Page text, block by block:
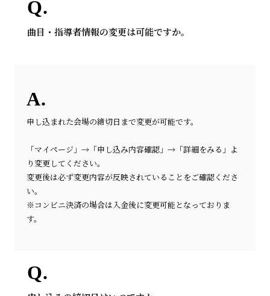
曲目・指導者情報の変更は可能ですか。
申し込まれた会場の締切日まで変更が可能です。
「マイページ」→「申し込み内容確認」→「詳細をみる」よ
り変更してください。
変更後は必ず変更内容が反映されていることをご確認くださ
い。
※コンビニ決済の場合は入金後に変更可能となっておりま
す。